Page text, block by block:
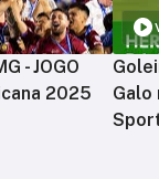
- JOGO
2025
Galo